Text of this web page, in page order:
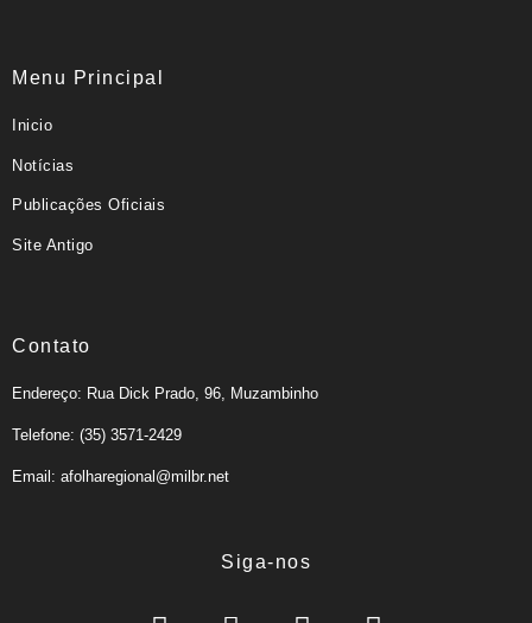
Menu Principal
Inicio
Notícias
Publicações Oficiais
Site Antigo
Contato
Endereço: Rua Dick Prado, 96, Muzambinho
Telefone: (35) 3571-2429
Email: afolharegional@milbr.net
Siga-nos